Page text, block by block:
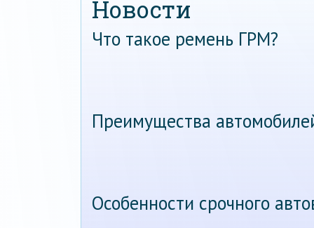
Новости
Что такое ремень ГРМ?
Преимущества
Особенности срочного